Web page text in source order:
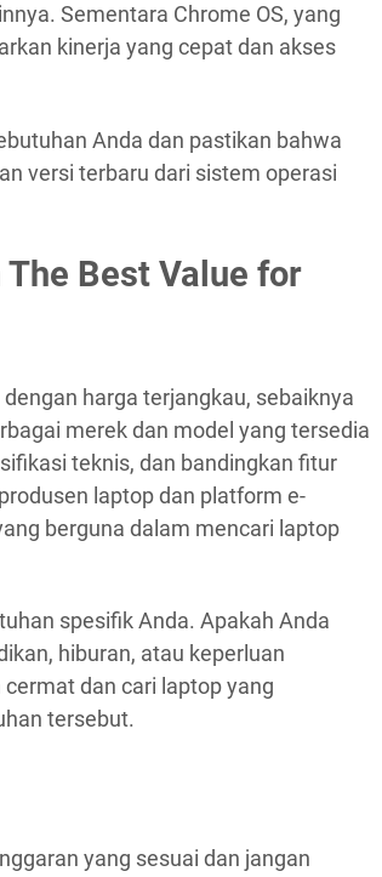
Sementara Chrome OS, yang
kinerja yang cepat dan akses
Anda dan pastikan bahwa
versi terbaru dari sistem operasi
Best Value for
harga terjangkau, sebaiknya
merek dan model yang tersedia
teknis, dan bandingkan fitur
laptop dan platform e-
berguna dalam mencari laptop
spesifik Anda. Apakah Anda
hiburan, atau keperluan
dan cari laptop yang
tersebut.
yang sesuai dan jangan